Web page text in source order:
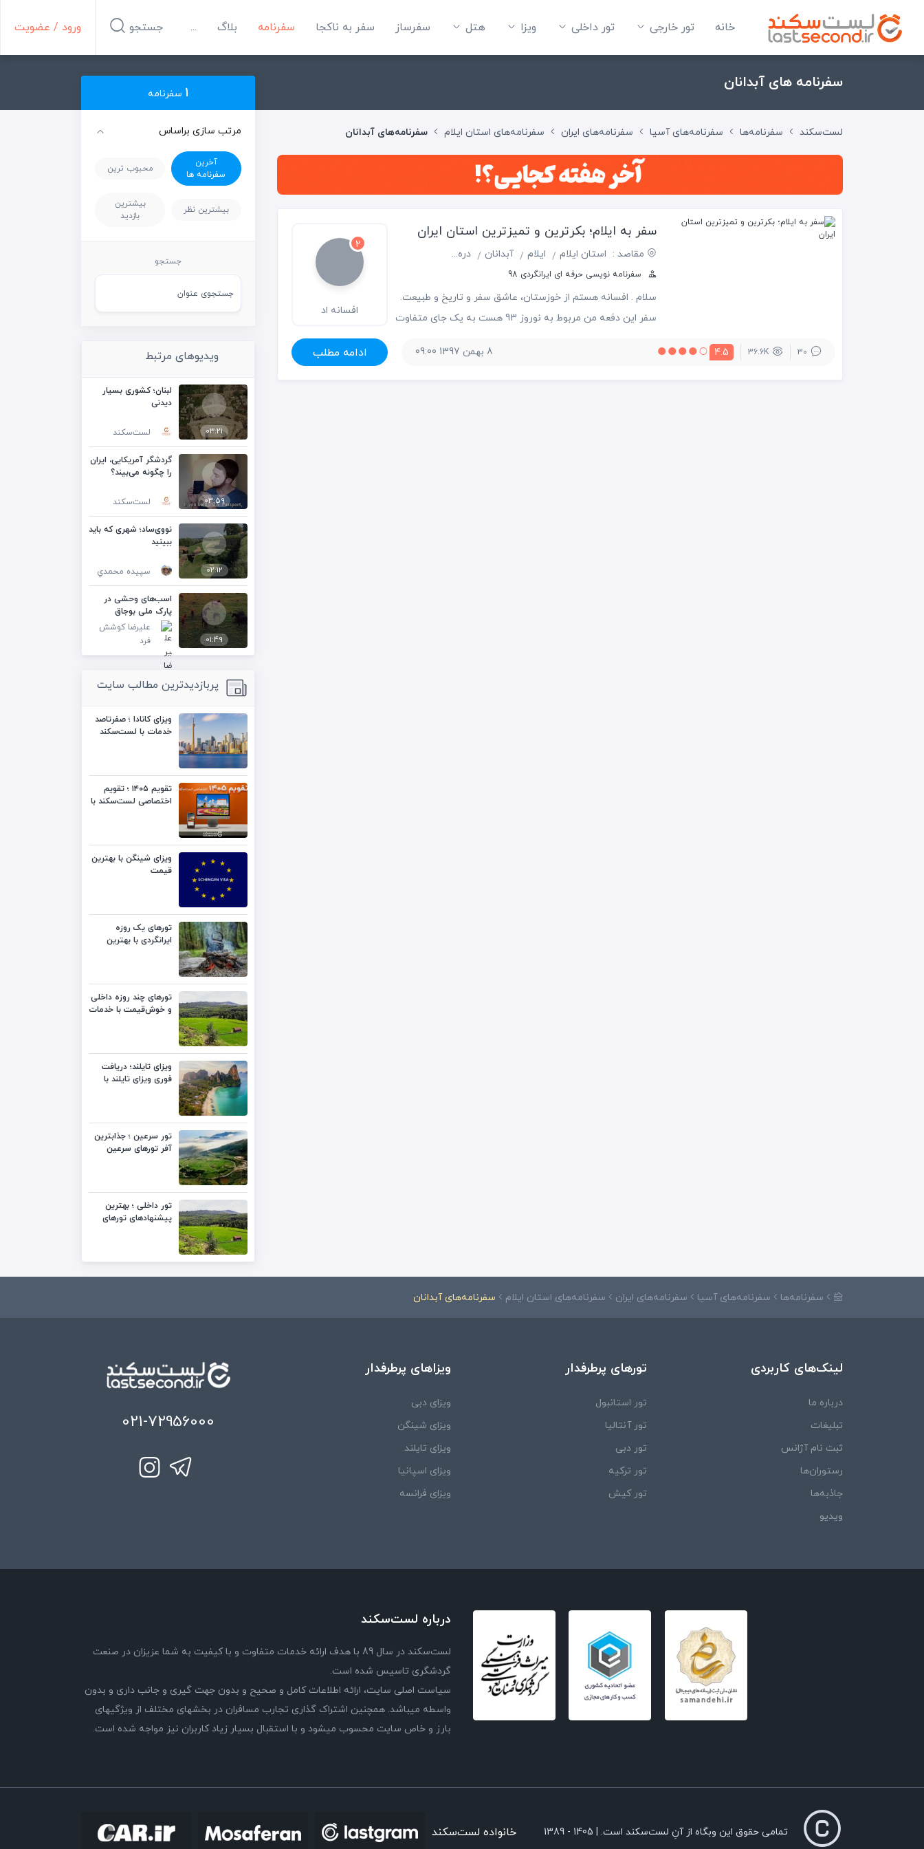
خانه تور خارجی تور داخلی ویزا هتل‌ سفرساز سفر به ناکجا سفرنامه بلاگ ... ورود / عضویت جستجو
سفرنامه های آبدانان
لست‌سکند سفرنامه‌ها سفرنامه‌های آسیا سفرنامه‌های ایران سفرنامه‌های استان ایلام سفرنامه‌های آبدانان
سفر به ایلام؛ بکرترین و تمیزترین استان ایران
مقاصد : استان ایلام ایلام آبدانان دره شهر
سفرنامه نویسی حرفه ای ایرانگردی 98
سلام . افسانه هستم از خوزستان، عاشق سفر و تاریخ و طبیعت.
سفر این دفعه من مربوط به نوروز 93 هست به یک جای متفاوت
2
افسانه اد
30
36.6K
4.5 8 بهمن 1397 09:00 ادامه مطلب
1 سفرنامه
مرتب سازی براساس
آخرین
سفرنامه ها
محبوب ترین
بیشترین نظر
بیشترین
بازدید
جستجو
ویدیوهای مرتبط
03:21
لبنان؛ کشوری بسیار
دیدنی
لست‌سکند
03:59
گردشگر آمریکایی، ایران
را چگونه می‌بیند؟
لست‌سکند
02:12
نووی‌ساد؛ شهری که باید
ببینید
سپيده محمدي
01:49
اسب‌های وحشی در
پارک ملی بوجاق
علیرضا کوشش
فرد
پربازدیدترین مطالب سایت
ویزای کانادا ؛ صفرتاصد
خدمات با لست‌سکند
تقویم ۱۴۰۵ ؛ تقویم
اختصاصی لست‌سکند با
ویزای شینگن با بهترین
قیمت
تورهای یک روزه
ایرانگردی با بهترین
تورهای چند روزه داخلی
و خوش‌قیمت با خدمات
ویزای تایلند؛ دریافت
فوری ویزای تایلند با
تور سرعین ؛ جذابترین
آفر تورهای سرعین
تور داخلی ؛ بهترین
پیشنهادهای تورهای
سفرنامه‌ها سفرنامه‌های آسیا سفرنامه‌های ایران سفرنامه‌های استان ایلام سفرنامه‌های آبدانان
لینک‌های کاربردی
درباره ما
تبلیغات
ثبت نام آژانس
رستوران‌ها
جاذبه‌ها
ویدیو‌
تورهای پرطرفدار
تور استانبول
تور آنتالیا
تور دبی
تور ترکیه
تور کیش
ویزاهای پرطرفدار
ویزای دبی
ویزای شینگن
ویزای تایلند
ویزای اسپانیا
ویزای فرانسه
021-72956000
درباره لست‌سکند
لست‌سکند در سال 89 با هدف ارائه خدمات متفاوت و با کیفیت به شما عزیزان در صنعت
گردشگری تاسیس شده است.
سیاست اصلی سایت، ارائه اطلاعات کامل و صحیح و بدون جهت گیری و جانب داری و بدون
واسطه میباشد. همچنین اشتراک گذاری تجارب مسافران در بخشهای مختلف از ویژگیهای
بارز و خاص سایت محسوب میشود و با استقبال بسیار زیاد کاربران نیز مواجه شده است.
تمامی حقوق این وبگاه از آنِ لست‌سکند است. | 1389 - 1405 خانواده لست‌سکند